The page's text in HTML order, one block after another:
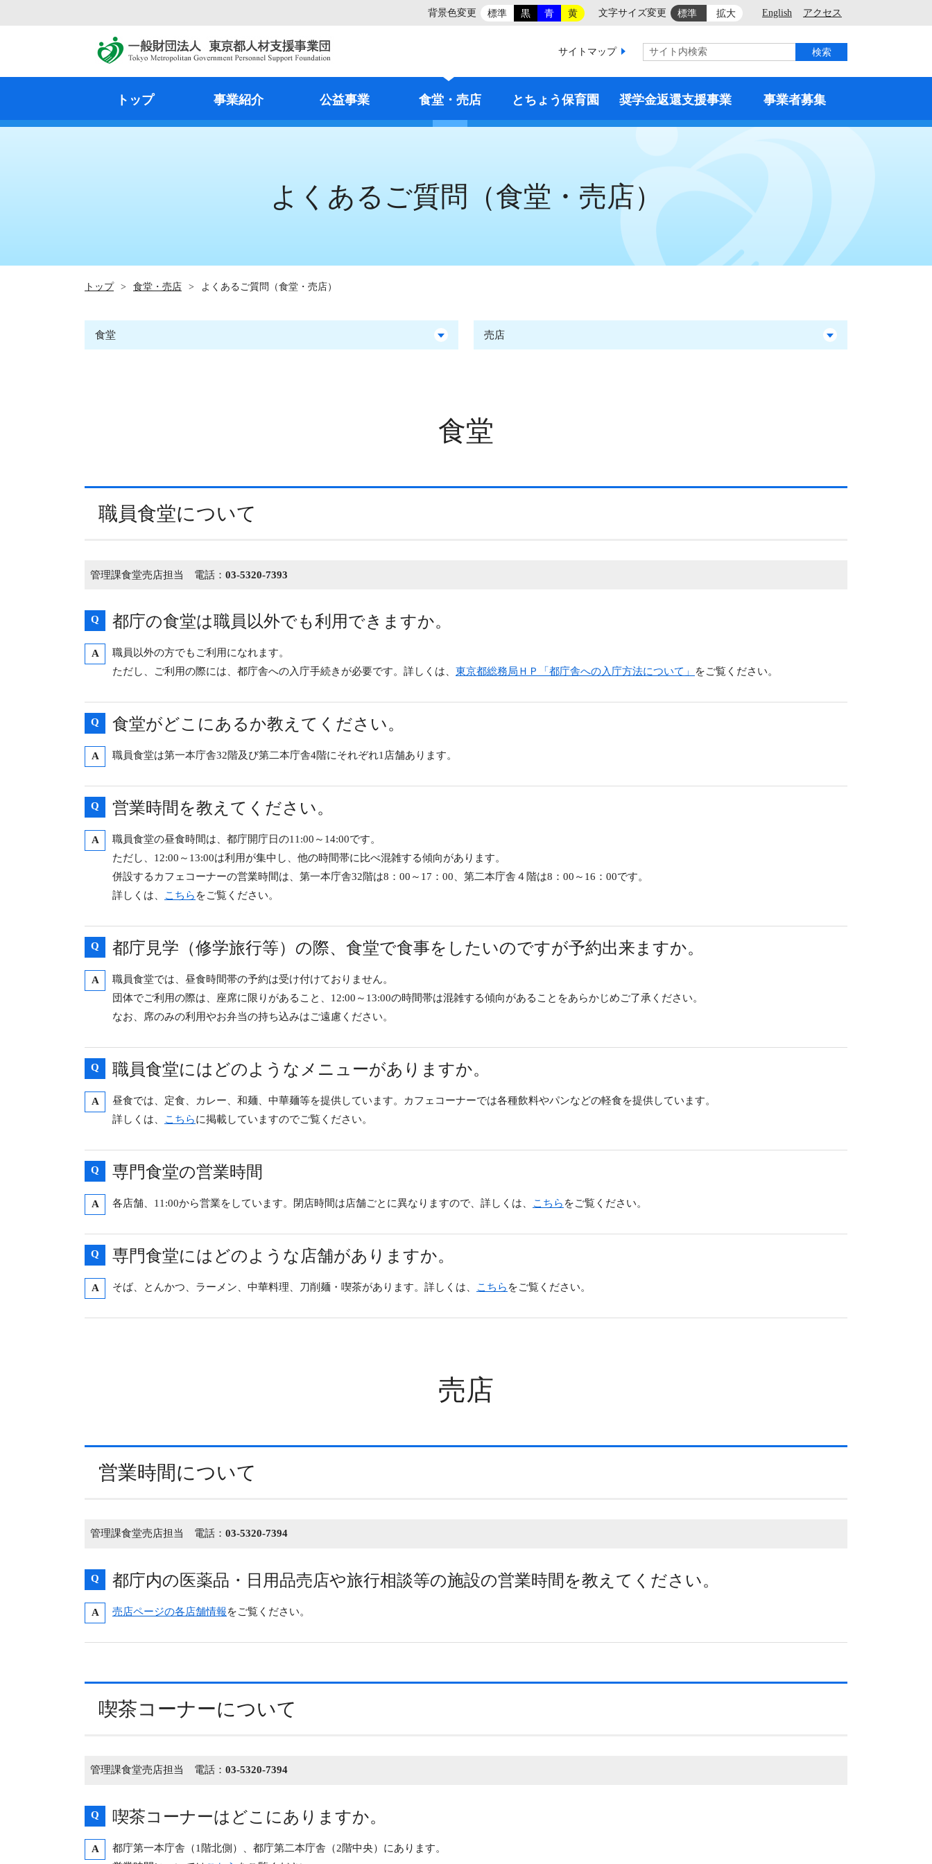
サイトマップ サイト内検索
背景色変更 標準 黒 青 黄 文字サイズ変更 標準 拡大 English アクセス
トップ 事業紹介 公益事業 食堂・売店 とちょう保育園 奨学金返還支援事業 事業者募集
よくあるご質問（食堂・売店）
トップ > 食堂・売店 > よくあるご質問（食堂・売店）
食堂 売店
食堂
職員食堂について
管理課食堂売店担当 電話： 03-5320-7393
Q 都庁の食堂は職員以外でも利用できますか。
A
職員以外の方でもご利用になれます。
ただし、ご利用の際には、都庁舎への入庁手続きが必要です。詳しくは、 東京都総務局ＨＰ「都庁舎への入庁方法について」 をご覧ください。
Q 食堂がどこにあるか教えてください。
A 職員食堂は第一本庁舎32階及び第二本庁舎4階にそれぞれ1店舗あります。
Q 営業時間を教えてください。
A
職員食堂の昼食時間は、都庁開庁日の11:00～14:00です。
ただし、12:00～13:00は利用が集中し、他の時間帯に比べ混雑する傾向があります。
併設するカフェコーナーの営業時間は、第一本庁舎32階は8：00～17：00、第二本庁舎４階は8：00～16：00です。
詳しくは、
こちら をご覧ください。
Q 都庁見学（修学旅行等）の際、食堂で食事をしたいのですが予約出来ますか。
A
職員食堂では、昼食時間帯の予約は受け付けておりません。
団体でご利用の際は、座席に限りがあること、12:00～13:00の時間帯は混雑する傾向があることをあらかじめご了承ください。
なお、席のみの利用やお弁当の持ち込みはご遠慮ください。
Q 職員食堂にはどのようなメニューがありますか。
A
昼食では、定食、カレー、和麺、中華麺等を提供しています。カフェコーナーでは各種飲料やパンなどの軽食を提供しています。
詳しくは、
こちらに掲載していますのでご覧ください。
Q 専門食堂の営業時間
A 各店舗、11:00から営業をしています。閉店時間は店舗ごとに異なりますので、詳しくは、 こちら をご覧ください。
Q 専門食堂にはどのような店舗がありますか。
A そば、とんかつ、ラーメン、中華料理、刀削麺・喫茶があります。詳しくは、 こちら をご覧ください。
売店
営業時間について
管理課食堂売店担当 電話： 03-5320-7394
Q 都庁内の医薬品・日用品売店や旅行相談等の施設の営業時間を教えてください。
A 売店ページの各店舗情報をご覧ください。
喫茶コーナーについて
管理課食堂売店担当 電話： 03-5320-7394
Q 喫茶コーナーはどこにありますか。
A
都庁第一本庁舎（1階北側）、都庁第二本庁舎（2階中央）にあります。